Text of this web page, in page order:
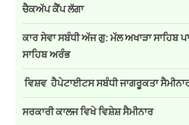
ਚੈਕਅੱਪ ਕੈਂਪ ਲੱਗਾ
ਕਾਰ ਸੇਵਾ ਸਬੰਧੀ ਅੱਜ ਗੁ: ਮੱਲ ਅਖਾੜਾ ਸਾਹਿਬ
ਸਾਹਿਬ ਅਰੰਭ
ਵਿਸ਼ਵ ਹੈਪੇਟਾਈਟਸ ਸਬੰਧੀ ਜਾਗਰੂਕਤਾ
ਸਰਕਾਰੀ ਕਾਲਜ ਵਿਖੇ ਵਿਸ਼ੇਸ਼ ਸੈਮੀਨਾਰ